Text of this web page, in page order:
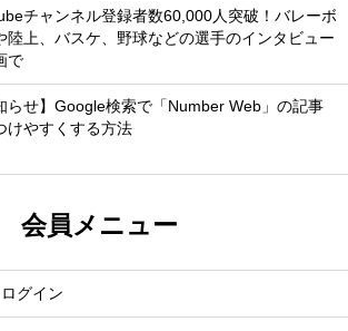
チャンネル登録者数60,000人突破！バレーボ
陸上、バスケ、野球などの選手のインタビュー
で
らせ】Google検索で「Number Web」の記事
けやすくする方法
会員メニュー
グイン